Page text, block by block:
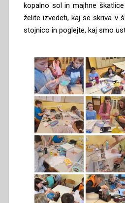
kopalno sol in majhne
želite izvedeti, kaj se skriva v
stojnico in poglejte, kaj smo